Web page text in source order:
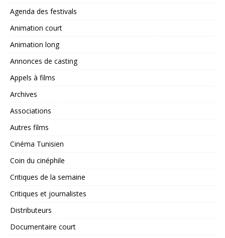
Agenda des festivals
Animation court
Animation long
Annonces de casting
Appels à films
Archives
Associations
Autres films
Cinéma Tunisien
Coin du cinéphile
Critiques de la semaine
Critiques et journalistes
Distributeurs
Documentaire court